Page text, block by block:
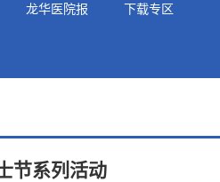
龙华医院报 下载专区
节系列活动